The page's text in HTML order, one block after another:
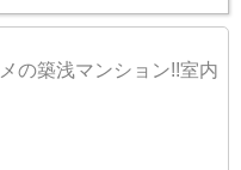
の築浅マンション!!室内